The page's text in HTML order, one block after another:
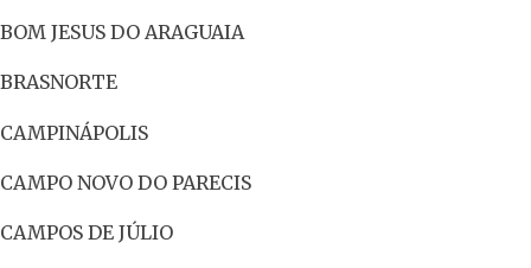
BOM JESUS DO ARAGUAIA
BRASNORTE
CAMPINÁPOLIS
CAMPO NOVO DO PARECIS
CAMPOS DE JÚLIO